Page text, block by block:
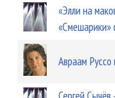
«Элли на
«Смешарики»
Авраам Руссо